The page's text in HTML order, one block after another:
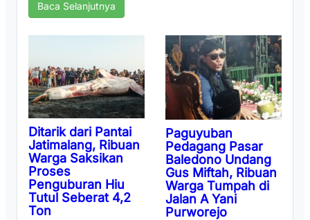
Baca Selanjutnya
Ditarik dari Pantai
Jatimalang, Ribuan
Warga Saksikan
Proses
Penguburan Hiu
Tutul Seberat 4,2
Ton
Paguyuban
Pedagang Pasar
Baledono Undang
Gus Miftah, Ribuan
Warga Tumpah di
Jalan A Yani
Purworejo